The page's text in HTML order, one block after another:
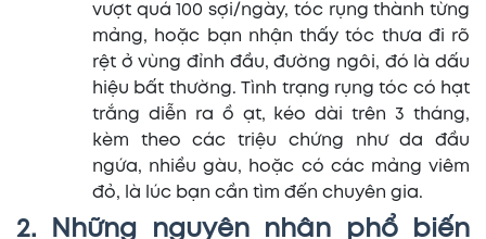
vượt quá 100 sợi/ngày, tóc rụng thành từng
mảng, hoặc bạn nhận thấy tóc thưa đi rõ
rệt ở vùng đỉnh đầu, đường ngôi, đó là dấu
hiệu bất thường. Tình trạng rụng tóc có hạt
trắng diễn ra ồ ạt, kéo dài trên 3 tháng,
kèm theo các triệu chứng như da đầu
ngứa, nhiều gàu, hoặc có các mảng viêm
đỏ, là lúc bạn cần tìm đến chuyên gia.
2. Những nguyên nhân phổ biến